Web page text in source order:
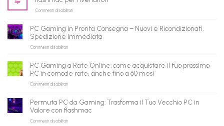
per
gli
AI:
il
tuo
assistente
può
fare
shopping
qui
Apr
Commenti disabilitatisu
ricondizionati
all’ingrosso:
la
B2B
flashmac
per
PC Gaming in Pronta Consegna – Nuovi e Ricondizionati,
Spedizione Immediata
Commenti disabilitatisu
Gaming
in
Pronta
Consegna
Nuovi
Ricondizionati,
Spedizione
PC Gaming a Rate Online: come acquistare il tuo prossimo
PC in comode rate, anche fino a 60 mesi
Commenti disabilitatisu
Gaming
a
Rate
Online:
Permuta PC da Gaming: Trasforma il Tuo Vecchio PC in
Valore con flashmac
Commenti disabilitatisu